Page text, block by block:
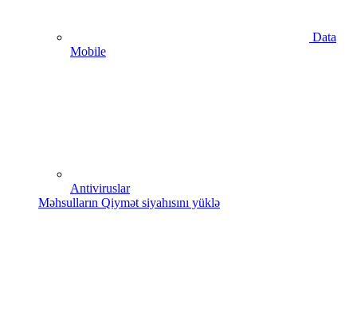
Data
Mobile
Antiviruslar
Məhsulların Qiymət siyahısını yüklə